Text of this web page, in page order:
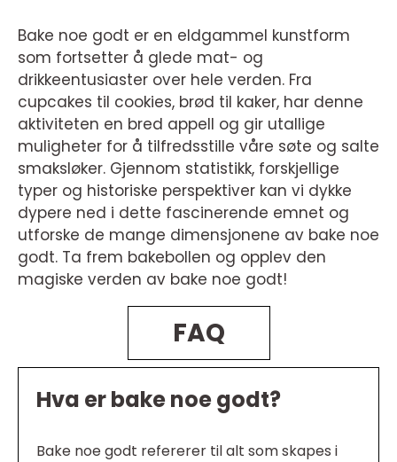
Bake noe godt er en eldgammel kunstform
som fortsetter å glede mat- og
drikkeentusiaster over hele verden. Fra
cupcakes til cookies, brød til kaker, har denne
aktiviteten en bred appell og gir utallige
muligheter for å tilfredsstille våre søte og salte
smaksløker. Gjennom statistikk, forskjellige
typer og historiske perspektiver kan vi dykke
dypere ned i dette fascinerende emnet og
utforske de mange dimensjonene av bake noe
godt. Ta frem bakebollen og opplev den
magiske verden av bake noe godt!
FAQ
Hva er bake noe godt?
Bake noe godt refererer til alt som skapes i